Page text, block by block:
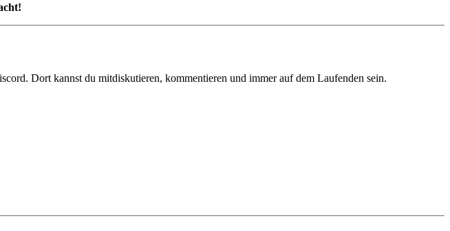
Dort kannst du mitdiskutieren, kommentieren und immer auf dem Laufenden sein.